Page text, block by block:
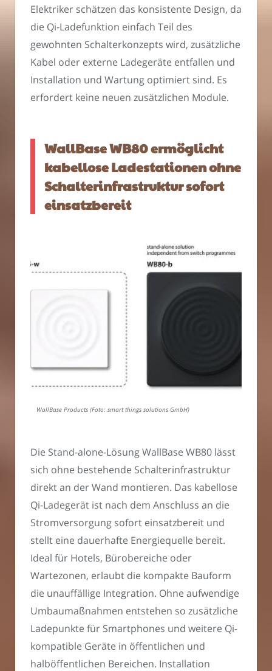
Elektriker schätzen das konsistente Design, da
die Qi-Ladefunktion einfach Teil des
gewohnten Schalterkonzepts wird, zusätzliche
Kabel oder externe Ladegeräte entfallen und
Installation und Wartung optimiert sind. Es
erfordert keine neuen zusätzlichen Module.
WallBase WB80 ermöglicht
kabellose Ladestationen ohne
Schalterinfrastruktur sofort
einsatzbereit
WallBase Products (Foto: smart things solutions GmbH)
Die Stand-alone-Lösung WallBase WB80 lässt
sich ohne bestehende Schalterinfrastruktur
direkt an der Wand montieren. Das kabellose
Qi-Ladegerät ist nach dem Anschluss an die
Stromversorgung sofort einsatzbereit und
stellt eine dauerhafte Energiequelle bereit.
Ideal für Hotels, Bürobereiche oder
Wartezonen, erlaubt die kompakte Bauform
die unauffällige Integration. Ohne aufwendige
Umbaumaßnahmen entstehen so zusätzliche
Ladepunkte für Smartphones und weitere Qi-
kompatible Geräte in öffentlichen und
halböffentlichen Bereichen. Installation